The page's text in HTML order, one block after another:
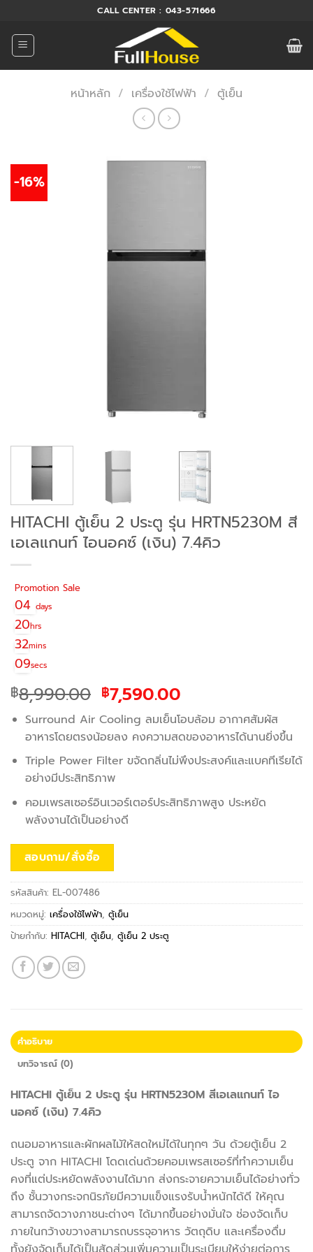
ยัง
เนื้อหา
CALL CENTER : 043-571666
หน้าหลัก / เครื่องใช้ไฟฟ้า / ตู้เย็น
-16%
HITACHI ตู้เย็น 2 ประตู รุ่น HRTN5230M สี
เอเลแกนท์ ไอนอคซ์ (เงิน) 7.4คิว
Promotion Sale
04 days
20hrs
32mins
09secs
฿8,990.00 Original
price
was:
฿8,990.00.
฿7,590.00
price
is:
฿7,590.00.
Surround Air Cooling ลมเย็นโอบล้อม อากาศสัมผัส
อาหารโดยตรงน้อยลง คงความสดของอาหารได้นานยิ่งขึ้น
Triple Power Filter ขจัดกลิ่นไม่พึงประสงค์และแบคทีเรียได้
อย่างมีประสิทธิภาพ
คอมเพรสเซอร์อินเวอร์เตอร์ประสิทธิภาพสูง ประหยัด
พลังงานได้เป็นอย่างดี
สอบถาม/สั่งซื้อ
รหัสสินค้า: EL-007486
หมวดหมู่: เครื่องใช้ไฟฟ้า, ตู้เย็น
ป้ายกำกับ: HITACHI, ตู้เย็น, ตู้เย็น 2 ประตู
คำอธิบาย
บทวิจารณ์ (0)
HITACHI ตู้เย็น 2 ประตู รุ่น HRTN5230M สีเอเลแกนท์ ไอ
นอคซ์ (เงิน) 7.4คิว
ถนอมอาหารและผักผลไม้ให้สดใหม่ได้ในทุกๆ วัน ด้วยตู้เย็น 2
ประตู จาก HITACHI โดดเด่นด้วยคอมเพรสเซอร์ที่ทำความเย็น
คงที่แต่ประหยัดพลังงานได้มาก ส่งกระจายความเย็นได้อย่างทั่ว
ถึง ชั้นวางกระจกนิรภัยมีความแข็งแรงรับน้ำหนักได้ดี ให้คุณ
สามารถจัดวางภาชนะต่างๆ ได้มากขึ้นอย่างมั่นใจ ช่องจัดเก็บ
ภายในกว้างขวางสามารถบรรจุอาหาร วัตถุดิบ และเครื่องดื่ม